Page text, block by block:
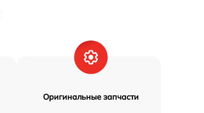
Оригинальные запчасти